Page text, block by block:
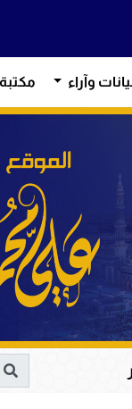
وآراء
حفصة بنت عمر